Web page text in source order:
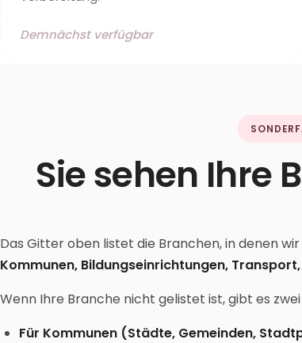
Demnächst verfügbar
Sie sehen Ihre
Das Gitter oben listet die Branchen, in denen
Kommunen, Bildungseinrichtungen,
Wenn Ihre Branche nicht gelistet ist, gibt es
Für Kommunen (Städte, Gemeinden,